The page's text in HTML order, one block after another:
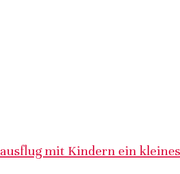
mit Kindern ein